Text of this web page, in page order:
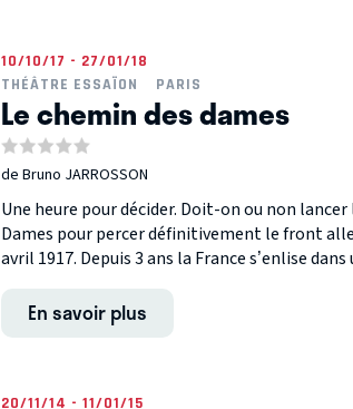
10/10/17 - 27/01/18
THÉÂTRE ESSAÏON
PARIS
Le chemin des dames
de Bruno JARROSSON
Une heure pour décider. Doit-on ou non lancer
Dames pour percer définitivement le front
avril 1917. Depuis 3 ans la France s’enlise
En savoir plus
20/11/14 - 11/01/15